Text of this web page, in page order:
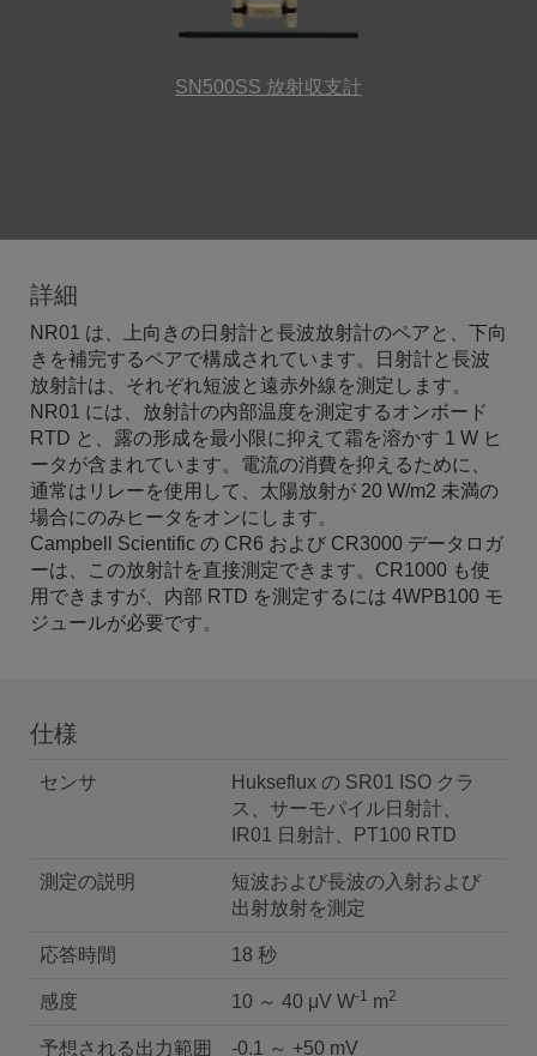
SN500SS 放射収支計
詳細
NR01 は、上向きの日射計と長波放射計のペアと、下向
きを補完するペアで構成されています。日射計と長波
放射計は、それぞれ短波と遠赤外線を測定します。
NR01 には、放射計の内部温度を測定するオンボード
RTD と、露の形成を最小限に抑えて霜を溶かす 1 W ヒ
ータが含まれています。電流の消費を抑えるために、
通常はリレーを使用して、太陽放射が 20 W/m2 未満の
場合にのみヒータをオンにします。
Campbell Scientific の CR6 および CR3000 データロガ
ーは、この放射計を直接測定できます。CR1000 も使
用できますが、内部 RTD を測定するには 4WPB100 モ
ジュールが必要です。
仕様
センサ
Hukseflux の SR01 ISO クラ
ス、サーモパイル日射計、
IR01 日射計、PT100 RTD
測定の説明
短波および長波の入射および
出射放射を測定
応答時間 18 秒
感度 10 ～ 40 μV W-1 m2
予想される出力範囲 -0.1 ～ +50 mV